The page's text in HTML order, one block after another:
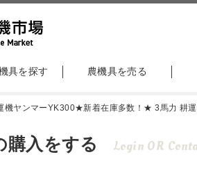
具を探す 農機具を売る
機ヤンマーYK300★新着在庫多数！★ 3馬力 耕
購入をする Login OR